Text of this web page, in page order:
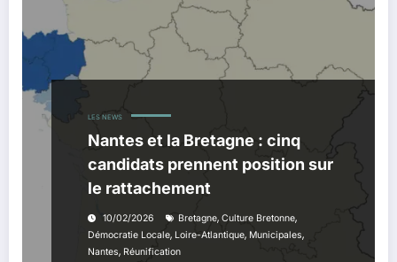
LES NEWS
Nantes et la Bretagne : cinq
candidats prennent position sur
le rattachement
10/02/2026 Bretagne, Culture Bretonne,
Démocratie Locale, Loire-Atlantique, Municipales,
Nantes, Réunification